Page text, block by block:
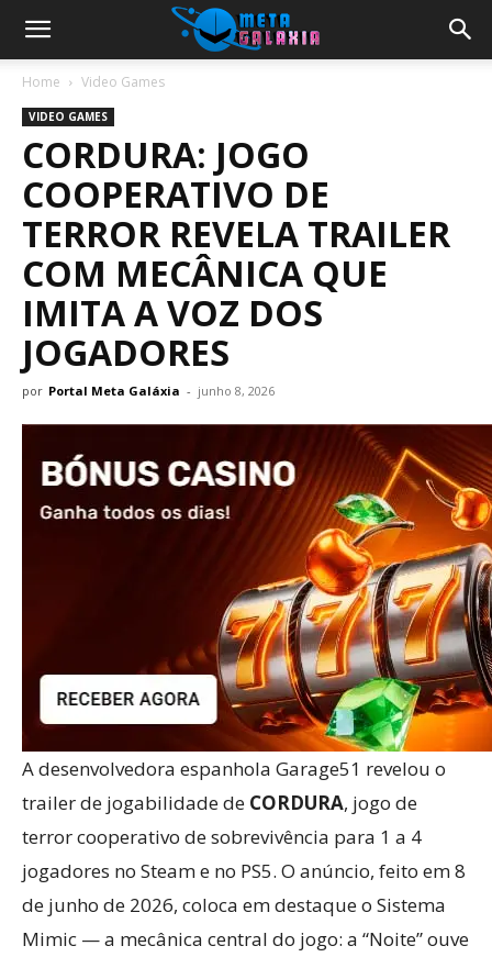
Home Video Games
VIDEO GAMES
CORDURA: JOGO
COOPERATIVO DE
TERROR REVELA TRAILER
COM MECÂNICA QUE
IMITA A VOZ DOS
JOGADORES
por Portal Meta Galáxia - junho 8, 2026
A desenvolvedora espanhola Garage51 revelou o
trailer de jogabilidade de CORDURA, jogo de
terror cooperativo de sobrevivência para 1 a 4
jogadores no Steam e no PS5. O anúncio, feito em 8
de junho de 2026, coloca em destaque o Sistema
Mimic — a mecânica central do jogo: a “Noite” ouve